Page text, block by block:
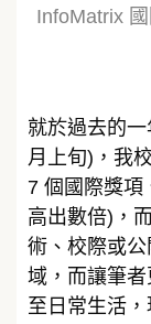
InfoMatrix
就於過去的
月上旬)，我
7 個國際獎項
高出數倍)，
術、校際或
域，而讓筆
至日常生活